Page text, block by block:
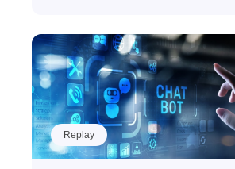
Replay